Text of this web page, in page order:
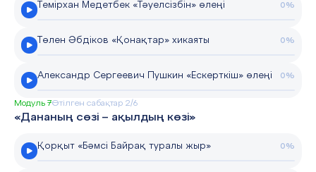
Темірхан Медетбек «Тәуелсізбін» өлеңі 0%
Төлен Әбдіков «Қонақтар» хикаяты 0%
Александр Сергеевич Пушкин «Ескерткіш» өлеңі 0%
Модуль 7Өтілген сабақтар 2/6
«Дананың сөзі – ақылдың көзі»
Қорқыт «Бәмсі Байрақ туралы жыр» 0%